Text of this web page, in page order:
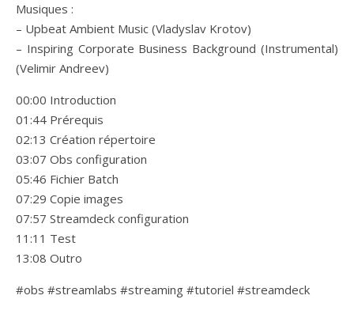
Musiques :
– Upbeat Ambient Music (Vladyslav Krotov)
– Inspiring Corporate Business Background (Instrumental)
(Velimir Andreev)
00:00 Introduction
01:44 Prérequis
02:13 Création répertoire
03:07 Obs configuration
05:46 Fichier Batch
07:29 Copie images
07:57 Streamdeck configuration
11:11 Test
13:08 Outro
#obs #streamlabs #streaming #tutoriel #streamdeck